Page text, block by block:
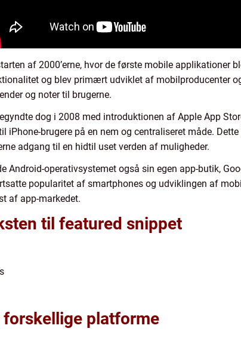
af 2000’erne, hvor de første mobile applikationer
og blev primært udviklet af mobilproducenter
og noter til brugerne.
dog i 2008 med introduktionen af Apple App
iPhone-brugere på en nem og centraliseret måde.
adgang til en hidtil uset verden af muligheder.
Android-operativsystemet også sin egen app-butik,
popularitet af smartphones og udviklingen af
af app-markedet.
til featured snippet
platforme